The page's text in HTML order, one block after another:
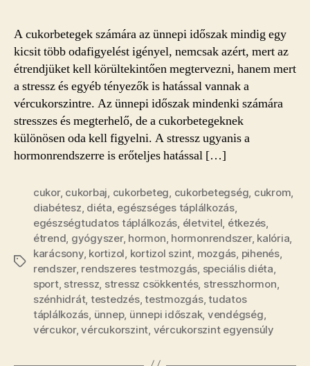
ünnepekre?
bejegyzéshez
A cukorbetegek számára az ünnepi időszak mindig egy
kicsit több odafigyelést igényel, nemcsak azért, mert az
étrendjüket kell körültekintően megtervezni, hanem mert
a stressz és egyéb tényezők is hatással vannak a
vércukorszintre. Az ünnepi időszak mindenki számára
stresszes és megterhelő, de a cukorbetegeknek
különösen oda kell figyelni. A stressz ugyanis a
hormonrendszerre is erőteljes hatással […]
Címkék
cukor, cukorbaj cukorbeteg cukorbetegség cukrom
diabétesz diéta egészséges táplálkozás,
egészségtudatos táplálkozás életvitel étkezés
étrend gyógyszer, hormon hormonrendszer, kalória
karácsony, kortizol kortizol szint mozgás pihenés,
rendszer, rendszeres testmozgás speciális diéta
sport, stressz stressz csökkentés, stresszhormon
szénhidrát, testedzés,testmozgás,tudatos
táplálkozás ünnep, ünnepi időszak, vendégség
vércukor,vércukorszint vércukorszint egyensúly